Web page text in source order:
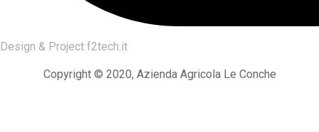
Design & Project f2tech.it
Copyright © 2020, Azienda Agricola Le Conche